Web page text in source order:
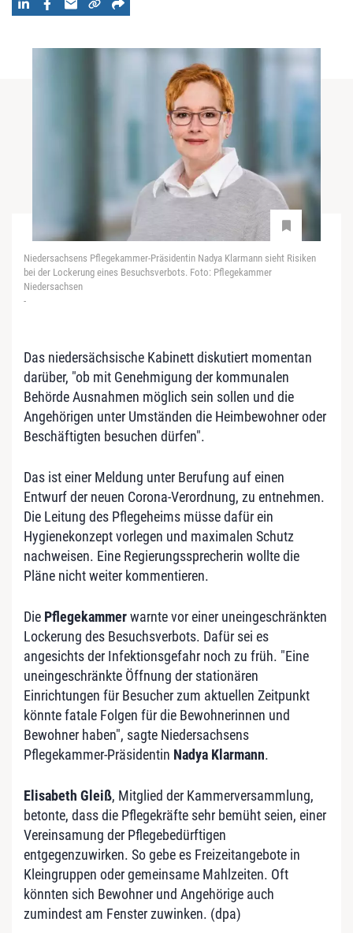
Niedersachsens Pflegekammer-Präsidentin Nadya Klarmann sieht Risiken
bei der Lockerung eines Besuchsverbots. Foto: Pflegekammer
Niedersachsen
-
Das niedersächsische Kabinett diskutiert momentan
darüber, "ob mit Genehmigung der kommunalen
Behörde Ausnahmen möglich sein sollen und die
Angehörigen unter Umständen die Heimbewohner oder
Beschäftigten besuchen dürfen".
Das ist einer Meldung unter Berufung auf einen
Entwurf der neuen Corona-Verordnung, zu entnehmen.
Die Leitung des Pflegeheims müsse dafür ein
Hygienekonzept vorlegen und maximalen Schutz
nachweisen. Eine Regierungssprecherin wollte die
Pläne nicht weiter kommentieren.
Die Pflegekammerwarnte vor einer uneingeschränkten
Lockerung des Besuchsverbots. Dafür sei es
angesichts der Infektionsgefahr noch zu früh. "Eine
uneingeschränkte Öffnung der stationären
Einrichtungen für Besucher zum aktuellen Zeitpunkt
könnte fatale Folgen für die Bewohnerinnen und
Bewohner haben", sagte Niedersachsens
Pflegekammer-Präsidentin Nadya Klarmann.
Elisabeth Gleiß, Mitglied der Kammerversammlung,
betonte, dass die Pflegekräfte sehr bemüht seien, einer
Vereinsamung der Pflegebedürftigen
entgegenzuwirken. So gebe es Freizeitangebote in
Kleingruppen oder gemeinsame Mahlzeiten. Oft
könnten sich Bewohner und Angehörige auch
zumindest am Fenster zuwinken. (dpa)